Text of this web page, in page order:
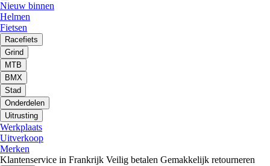
Nieuw binnen
Helmen
Fietsen
Racefiets
Grind
MTB
BMX
Stad
Onderdelen
Uitrusting
Werkplaats
Uitverkoop
Merken
Klantenservice in Frankrijk Veilig betalen Gemakkelijk retourneren